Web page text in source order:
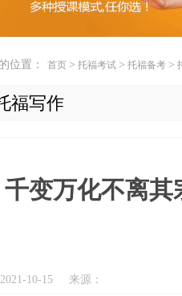
位置： 首页 > 托福考试 > 托福备考 >
福写作
千变万化不离其
2021-10-15 来源：